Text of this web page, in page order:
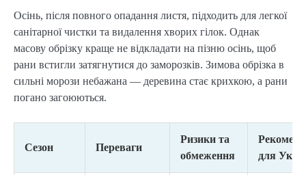
Осінь, після повного опадання листя, підходить для легкої
санітарної чистки та видалення хворих гілок. Однак
масову обрізку краще не відкладати на пізню осінь, щоб
рани встигли затягнутися до заморозків. Зимова обрізка в
сильні морози небажана — деревина стає крихкою, а рани
погано загоюються.
Сезон Переваги
Ризики та
обмеження
для